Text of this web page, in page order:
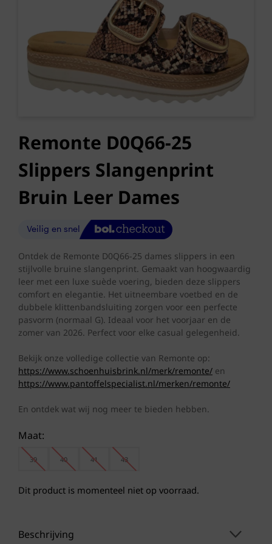
Remonte D0Q66-25
Slippers Slangenprint
Bruin Leer Dames
Ontdek de Remonte D0Q66-25 dames slippers in een
stijlvolle bruine slangenprint. Gemaakt van hoogwaardig
leer met een luxe suède voering, bieden deze slippers
comfort en elegantie. Het uitneembare voetbed en de
dubbele klittenbandsluiting zorgen voor een perfecte
pasvorm (normaal G). Ideaal voor het voorjaar en de
zomer van 2026. Perfect voor elke casual gelegenheid.
Bekijk onze volledige collectie van Remonte op:
https://www.schoenhuisbrink.nl/merk/remonte/ en
https://www.pantoffelspecialist.nl/merken/remonte/
En ontdek wat wij nog meer te bieden hebben.
Maat:
39 40 41 43
Dit product is momenteel niet op voorraad.
Beschrijving